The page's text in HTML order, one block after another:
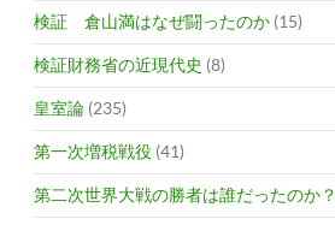
検証 倉山満はなぜ闘ったのか (15)
検証財務省の近現代史 (8)
皇室論 (235)
第一次増税戦役 (41)
第二次世界大戦の勝者は誰だったのか？